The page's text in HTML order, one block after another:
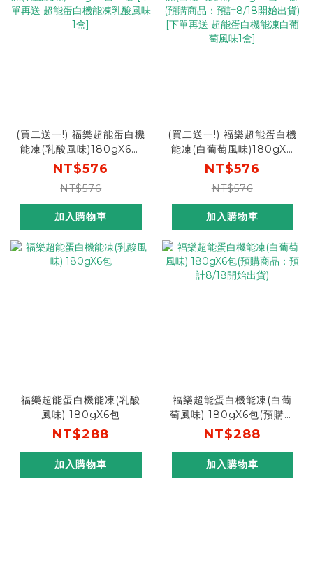
(買二送一!) 福樂超能蛋白機
能凍(乳酸風味)180gX6包
X2盒 [下單再送 超能蛋白機
能凍乳酸風味1盒]
NT$576
NT$576
加入購物車
(買二送一!) 福樂超能蛋白機
能凍(白葡萄風味)180gX6
包X2盒(預購商品：預計
8/18開始出貨) [下單再送
超能蛋白機能凍白葡萄風味
1盒]
NT$576
NT$576
加入購物車
福樂超能蛋白機能凍(乳酸
風味) 180gX6包
NT$288
加入購物車
福樂超能蛋白機能凍(白葡
萄風味) 180gX6包(預購商
品：預計8/18開始出貨)
NT$288
加入購物車